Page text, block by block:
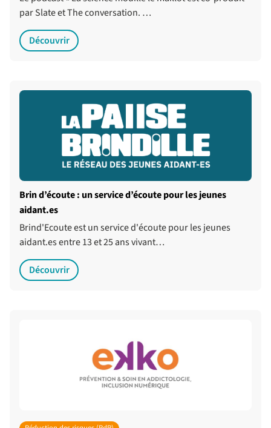
par Slate et The conversation. …
Découvrir
Brin d’écoute : un service d’écoute pour les jeunes
aidant.es
Brind'Ecoute est un service d'écoute pour les jeunes
aidant.es entre 13 et 25 ans vivant…
Découvrir